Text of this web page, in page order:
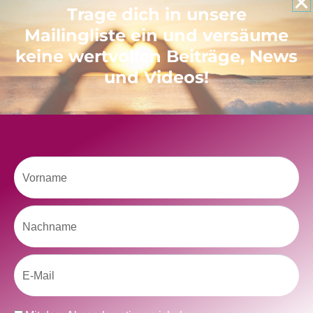
Neueste Beiträge
Ein Geschenk für dich
und eine besondere Einladung
Radikal ehrlich
Der Teil von dir, der gesehen werden möchte
Vielleicht geht es gar nicht darum, noch mehr zu verstehen
Trage dich in unsere
Mailingliste ein und versäume
keine wertvollen Beiträge, News
und Videos!
Vorname
Nachname
Email